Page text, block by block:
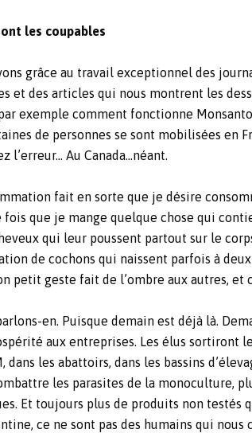
les coupables
grâce au travail exceptionnel des
et des articles qui nous montrent les
par exemple comment fonctionne
de personnes se sont mobilisées
l’erreur… Au Canada…néant.
fait en sorte que je désire
fois que je mange quelque chose qui
qui leur poussent partout sur le
de cochons qui naissent parfois à
petit geste fait de l’ombre aux autres, et
en. Puisque demain est déjà là.
aux entreprises. Les élus sortiront
dans les abattoirs, dans les bassins
les parasites de la monoculture,
Et toujours plus de produits non testés
ce ne sont pas des humains qui